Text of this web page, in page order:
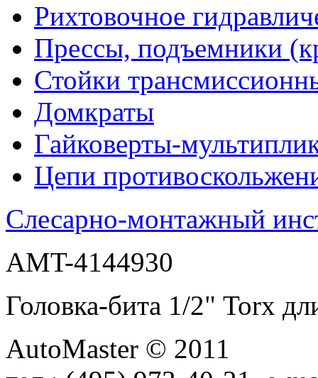
Рихтовочное
Прессы, подъемники
Стойки
Домкраты
Гайковерты-
Цепи
Слесарно-монтажный
AMT-4144930
Головка-бита 1/2" Torx
AutoMaster © 2011